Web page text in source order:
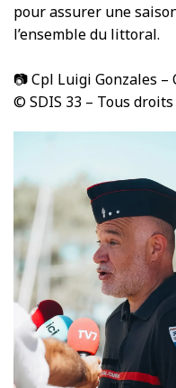
pour assurer une
l’ensemble du littoral.
📷 Cpl Luigi Gonzales
©️ SDIS 33 – Tous